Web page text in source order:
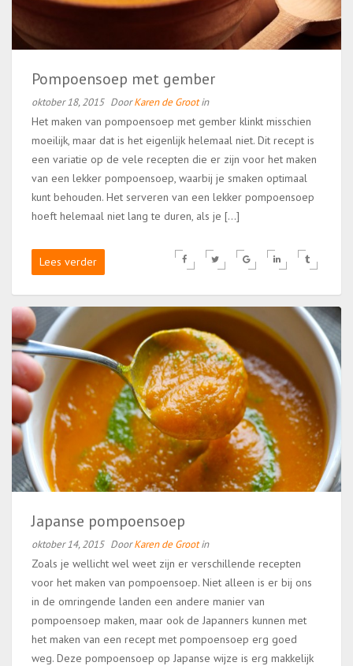
Pompoensoep met gember
oktober 18, 2015 DoorKaren de Grootin
Het maken van pompoensoep met gember klinkt misschien
moeilijk, maar dat is het eigenlijk helemaal niet. Dit recept is
een variatie op de vele recepten die er zijn voor het maken
van een lekker pompoensoep, waarbij je smaken optimaal
kunt behouden. Het serveren van een lekker pompoensoep
hoeft helemaal niet lang te duren, als je […]
Lees verder
Japanse pompoensoep
oktober 14, 2015 DoorKaren de Grootin
Zoals je wellicht wel weet zijn er verschillende recepten
voor het maken van pompoensoep. Niet alleen is er bij ons
in de omringende landen een andere manier van
pompoensoep maken, maar ook de Japanners kunnen met
het maken van een recept met pompoensoep erg goed
weg. Deze pompoensoep op Japanse wijze is erg makkelijk